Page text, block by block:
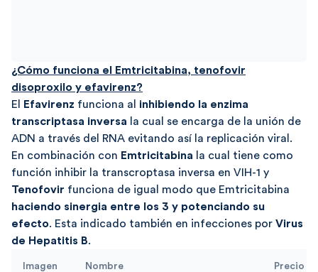
¿Cómo funciona el Emtricitabina, tenofovir
disoproxilo y efavirenz?
El
Efavirenz funciona al inhibiendo la enzima
transcriptasa inversa
la cual se encarga de la unión de
ADN a través del RNA evitando así la replicación viral.
En combinación con Emtricitabina la cual tiene como
función inhibir la transcroptasa inversa en VIH-1 y
Tenofovir funciona de igual modo que Emtricitabina
haciendo sinergia entre los 3 y potenciando su
efecto. Esta indicado también en infecciones por Virus
de Hepatitis B.
Imagen Nombre Precio